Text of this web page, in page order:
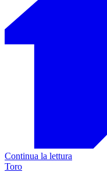
Continua la lettura
Toro